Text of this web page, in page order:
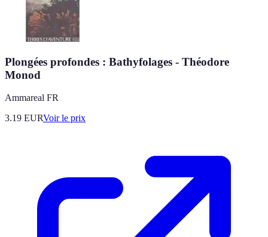
Plongées profondes : Bathyfolages - Théodore
Monod
Ammareal FR
3.19 EURVoir le prix